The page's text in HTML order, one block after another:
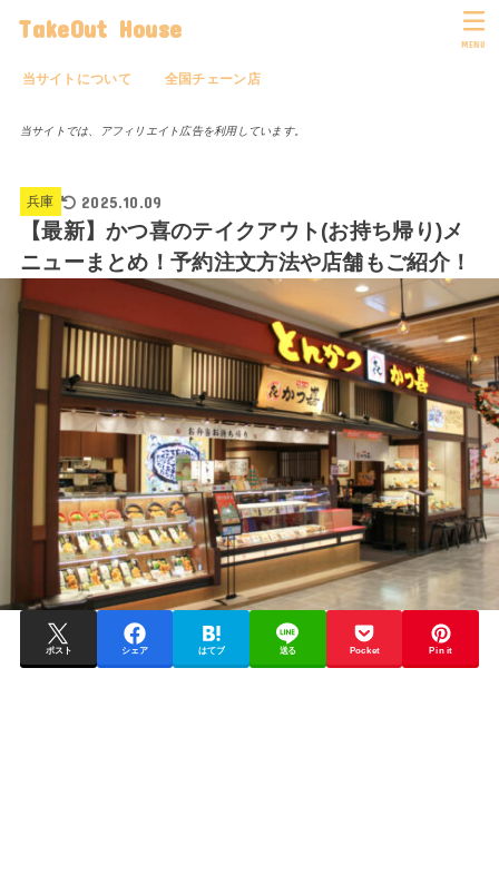
TakeOut House
当サイトについて 全国チェーン店
MENU
当サイトでは、アフィリエイト広告を利用しています。
兵庫 2025.10.09
【最新】かつ喜のテイクアウト(お持ち帰り)メ
ニューまとめ！予約注文方法や店舗もご紹介！
ポスト シェア はてブ 送る Pocket Pin it